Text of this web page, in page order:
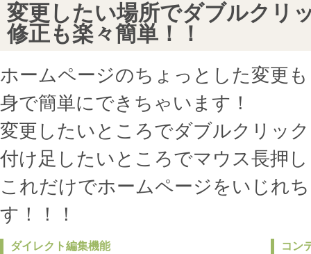
変更したい場所でダブルクリ
修正も楽々簡単！！
ホームページのちょっとした変更
身で簡単にできちゃいます！
変更したいところでダブルクリッ
付け足したいところでマウス長押
これだけでホームページをいじれ
す！！！
ダイレクト編集機能 コン